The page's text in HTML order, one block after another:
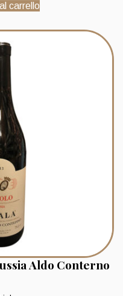
carrello
Aldo Conterno